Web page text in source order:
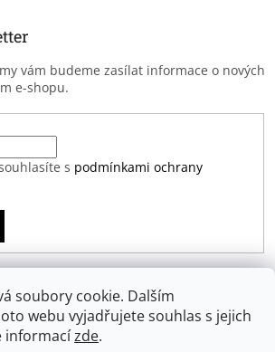
soubory cookie. Dalším
webu vyjadřujete souhlas s jejich
informacízde.
vám budeme zasílat informace o nových
e-shopu.
s podmínkami ochrany
Záruka spokojenosti